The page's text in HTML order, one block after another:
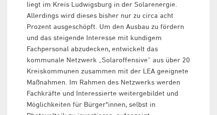
liegt im Kreis Ludwigsburg in der Solarenergie.
Allerdings wird dieses bisher nur zu circa acht
Prozent ausgeschöpft. Um den Ausbau zu fördern
und das steigende Interesse mit kundigem
Fachpersonal abzudecken, entwickelt das
kommunale Netzwerk „Solaroffensive“ aus über 20
Kreiskommunen zusammen mit der LEA geeignete
Maßnahmen. Im Rahmen des Netzwerks werden
Fachkräfte und Interessierte weitergebildet und
Möglichkeiten für Bürger*innen, selbst in